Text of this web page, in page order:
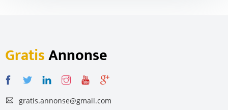
GratisAnnonse
gratis.annonse@gmail.com